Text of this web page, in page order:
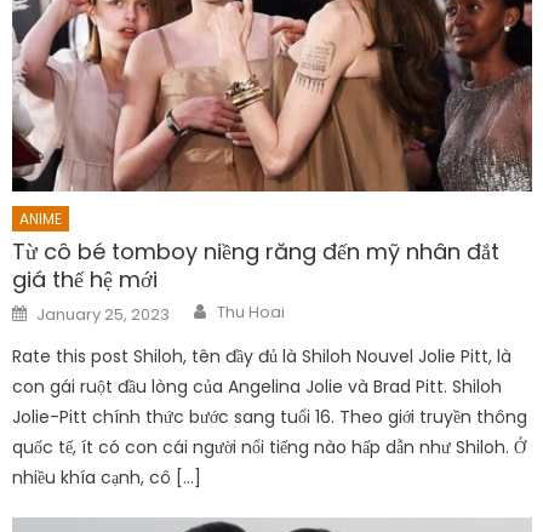
ANIME
Từ cô bé tomboy niềng răng đến mỹ nhân đắt
giá thế hệ mới
Posted
on
January 25, 2023 Author
Thu Hoai
Rate this post Shiloh, tên đầy đủ là Shiloh Nouvel Jolie Pitt, là
con gái ruột đầu lòng của Angelina Jolie và Brad Pitt. Shiloh
Jolie-Pitt chính thức bước sang tuổi 16. Theo giới truyền thông
quốc tế, ít có con cái người nổi tiếng nào hấp dẫn như Shiloh. Ở
nhiều khía cạnh, cô […]